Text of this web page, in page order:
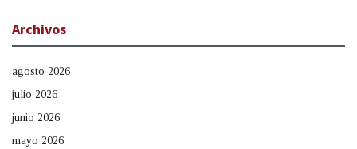
Archivos
agosto 2026
julio 2026
junio 2026
mayo 2026